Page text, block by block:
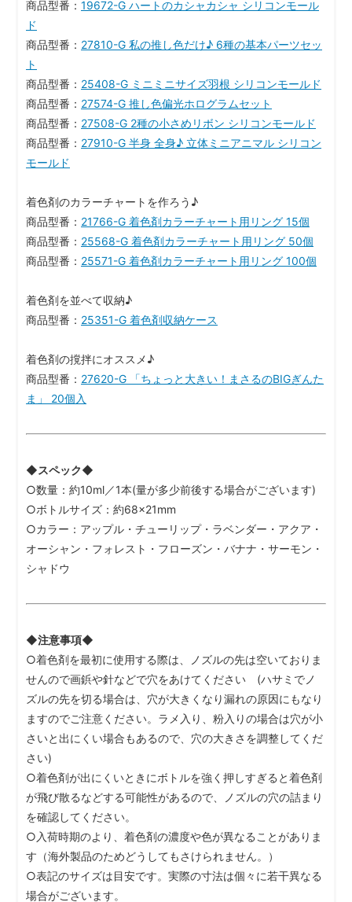
商品型番： 19672-G ハートのカシャカシャ シリコンモール
ド
商品型番： 27810-G 私の推し色だけ♪ 6種の基本パーツセッ
ト
商品型番： 25408-G ミニミニサイズ羽根 シリコンモールド
商品型番： 27574-G 推し色偏光ホログラムセット
商品型番： 27508-G 2種の小さめリボン シリコンモールド
商品型番： 27910-G 半身 全身♪ 立体ミニアニマル シリコン
モールド
着色剤のカラーチャートを作ろう♪
商品型番： 21766-G 着色剤カラーチャート用リング 15個
商品型番： 25568-G 着色剤カラーチャート用リング 50個
商品型番： 25571-G 着色剤カラーチャート用リング 100個
着色剤を並べて収納♪
商品型番： 25351-G 着色剤収納ケース
着色剤の撹拌にオススメ♪
商品型番： 27620-G 「ちょっと大きい！まさるのBIGぎんた
ま」 20個入
◆スペック◆
○数量：約10ml／1本(量が多少前後する場合がございます)
○ボトルサイズ：約68×21mm
○カラー：アップル・チューリップ・ラベンダー・アクア・
オーシャン・フォレスト・フローズン・バナナ・サーモン・
シャドウ
◆注意事項◆
○着色剤を最初に使用する際は、ノズルの先は空いておりま
せんので画鋲や針などで穴をあけてください (ハサミでノ
ズルの先を切る場合は、穴が大きくなり漏れの原因にもなり
ますのでご注意ください。ラメ入り、粉入りの場合は穴が小
さいと出にくい場合もあるので、穴の大きさを調整してくだ
さい)
○着色剤が出にくいときにボトルを強く押しすぎると着色剤
が飛び散るなどする可能性があるので、ノズルの穴の詰まり
を確認してください。
○入荷時期のより、着色剤の濃度や色が異なることがありま
す（海外製品のためどうしてもさけられません。）
○表記のサイズは目安です。実際の寸法は個々に若干異なる
場合がございます。